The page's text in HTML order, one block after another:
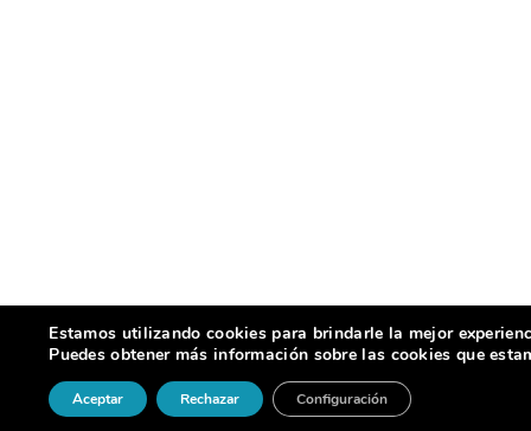
Estamos utilizando cookies para brindarle la mejor
Puedes obtener más información sobre las cookies que
Aceptar Rechazar Configuración